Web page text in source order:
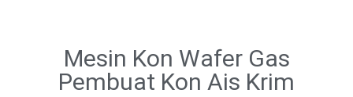
Mesin Kon Wafer Gas
Pembuat Kon Ais Krim